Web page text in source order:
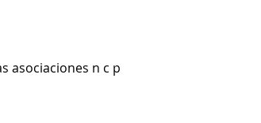
asociaciones n c p